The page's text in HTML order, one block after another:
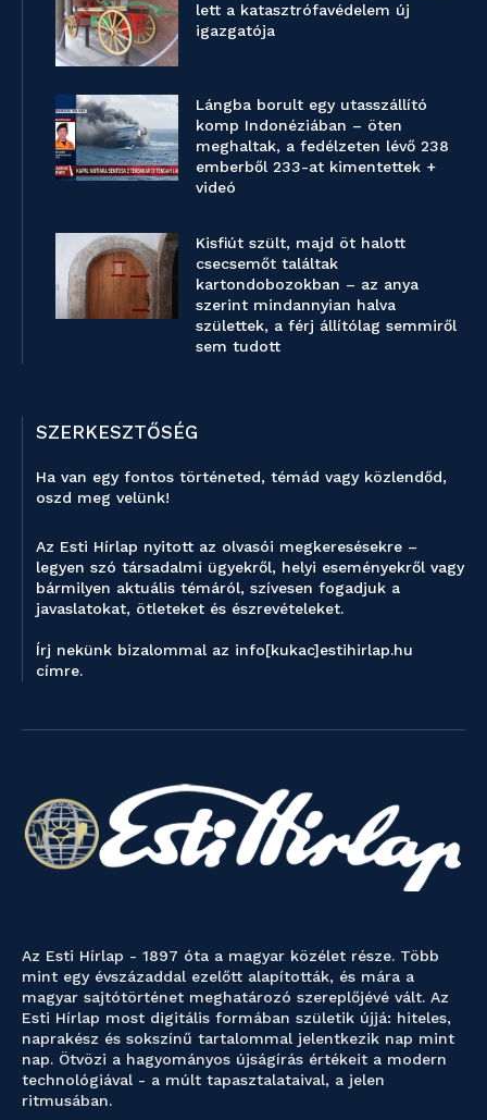
lett a katasztrófavédelem új
igazgatója
Lángba borult egy utasszállító
komp Indonéziában – öten
meghaltak, a fedélzeten lévő 238
emberből 233-at kimentettek +
videó
Kisfiút szült, majd öt halott
csecsemőt találtak
kartondobozokban – az anya
szerint mindannyian halva
születtek, a férj állítólag semmiről
sem tudott
SZERKESZTŐSÉG
Ha van egy fontos történeted, témád vagy közlendőd,
oszd meg velünk!
Az Esti Hírlap nyitott az olvasói megkeresésekre –
legyen szó társadalmi ügyekről, helyi eseményekről vagy
bármilyen aktuális témáról, szívesen fogadjuk a
javaslatokat, ötleteket és észrevételeket.
Írj nekünk bizalommal az info[kukac]estihirlap.hu
címre.
Az Esti Hírlap - 1897 óta a magyar közélet része. Több
mint egy évszázaddal ezelőtt alapították, és mára a
magyar sajtótörténet meghatározó szereplőjévé vált. Az
Esti Hírlap most digitális formában születik újjá: hiteles,
naprakész és sokszínű tartalommal jelentkezik nap mint
nap. Ötvözi a hagyományos újságírás értékeit a modern
technológiával - a múlt tapasztalataival, a jelen
ritmusában.